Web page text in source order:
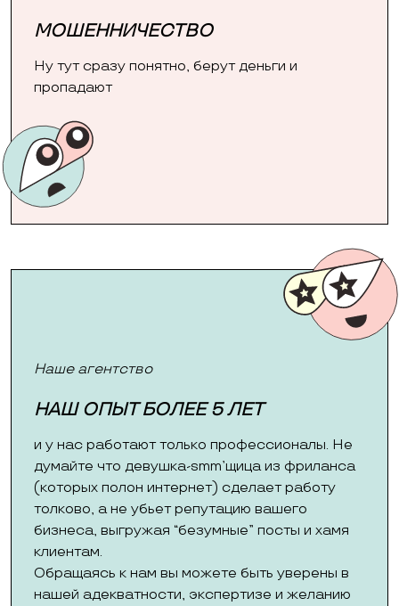
МОШЕННИЧЕСТВО
Ну тут сразу понятно, берут деньги и
пропадают
Наше агентство
НАШ ОПЫТ БОЛЕЕ 5 ЛЕТ
и у нас работают только профессионалы. Не
думайте что девушка-smm’щица из фриланса
(которых полон интернет) сделает работу
толково, а не убьет репутацию вашего
бизнеса, выгружая “безумные” посты и хамя
клиентам.
Обращаясь к нам вы можете быть уверены в
нашей адекватности, экспертизе и желанию